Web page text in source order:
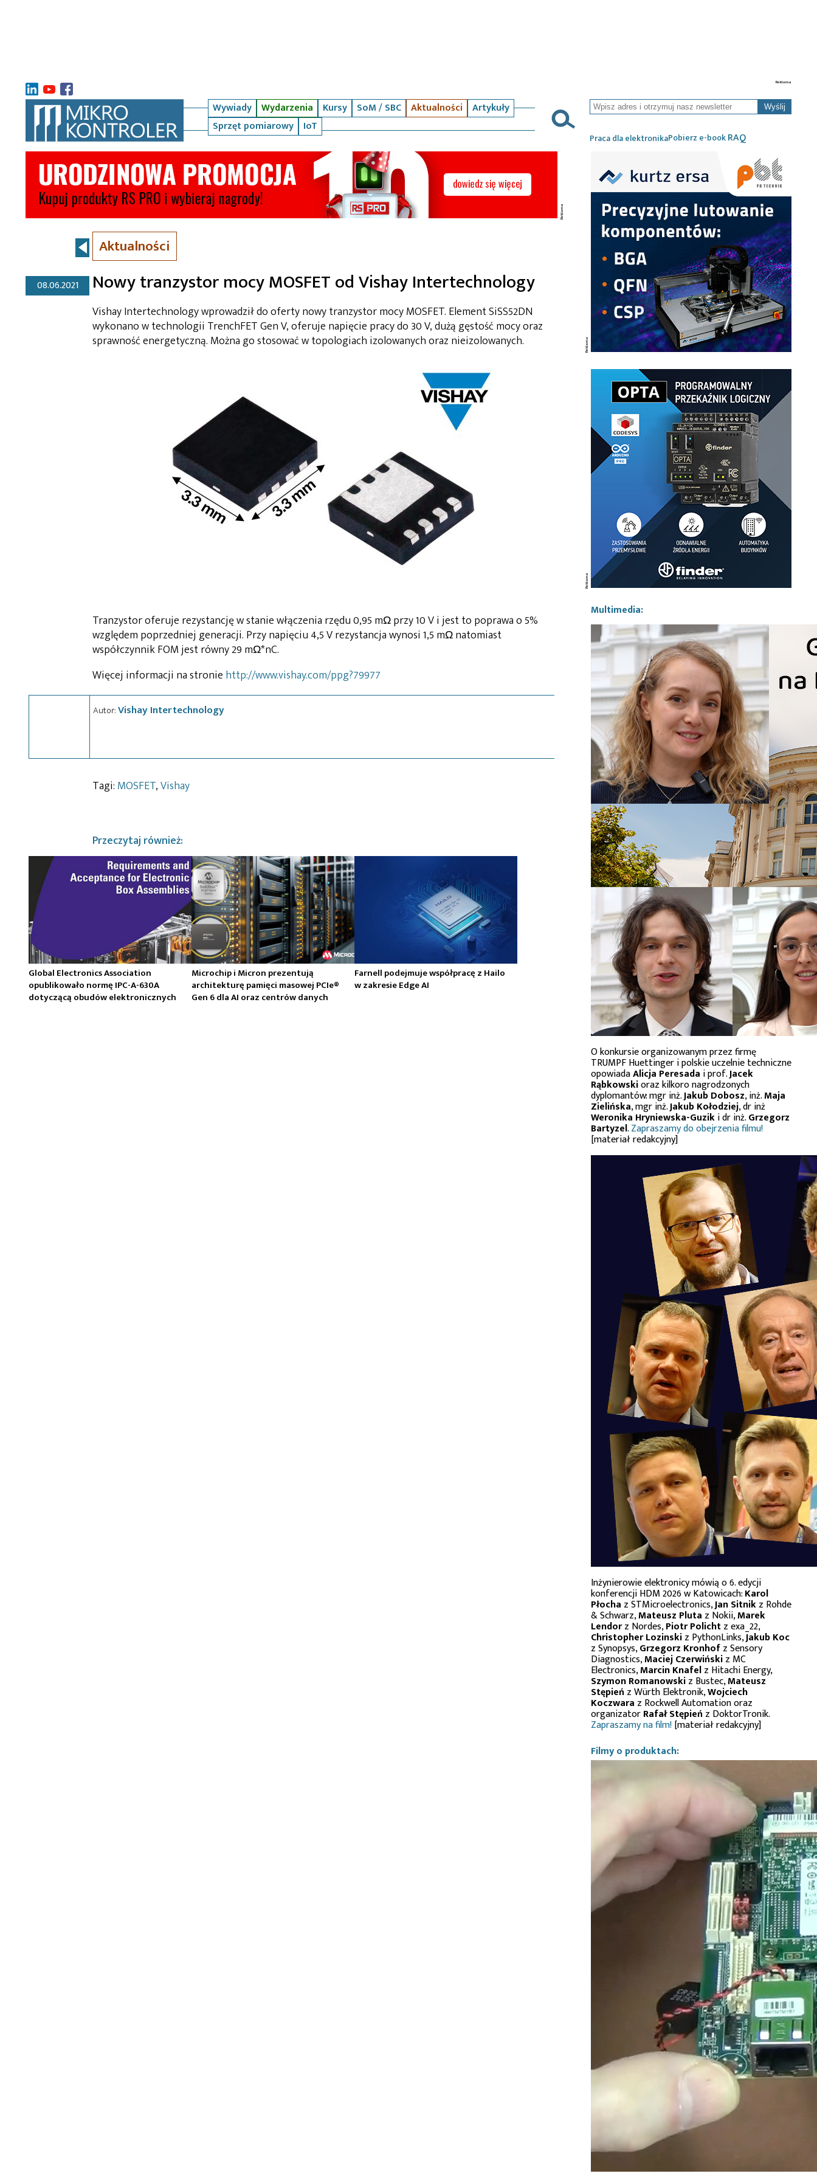
Wywiady Wydarzenia Kursy SoM / SBC Aktualności
Artykuły
Sprzęt pomiarowy
IoT
Wyślij
Praca dla elektronikaPobierz e-bookRAQ
Aktualności
08.06.2021 Nowy tranzystor mocy MOSFET od Vishay Intertechnology
Vishay Intertechnology wprowadził do oferty nowy tranzystor mocy MOSFET. Element SiSS52DN
wykonano w technologii TrenchFET Gen V, oferuje napięcie pracy do 30 V, dużą gęstość mocy oraz
sprawność energetyczną. Można go stosować w topologiach izolowanych oraz nieizolowanych.
Tranzystor oferuje rezystancję w stanie włączenia rzędu 0,95 mΩ przy 10 V i jest to poprawa o 5%
względem poprzedniej generacji. Przy napięciu 4,5 V rezystancja wynosi 1,5 mΩ natomiast
współczynnik FOM jest równy 29 mΩ*nC.
Więcej informacji na stronie http://www.vishay.com/ppg?79977
Autor:Vishay Intertechnology
Tagi: MOSFET,Vishay
Przeczytaj również:
Global Electronics Association
opublikowało normę IPC-A-630A
dotyczącą obudów elektronicznych
Microchip i Micron prezentują
architekturę pamięci masowej PCIe®
Gen 6 dla AI oraz centrów danych
Farnell podejmuje współpracę z Hailo
w zakresie Edge AI
Multimedia:
O konkursie organizowanym przez firmę
TRUMPF Huettinger i polskie uczelnie techniczne
opowiadaAlicja Peresada i prof.Jacek
Rąbkowskioraz kilkoro nagrodzonych
dyplomantów: mgr inż.Jakub Dobosz, inż.Maja
Zielińska, mgr inż.Jakub Kołodziej, dr inż
Weronika Hryniewska-Guziki dr inż.Grzegorz
Bartyzel.Zapraszamy do obejrzenia filmu!
[materiał redakcyjny]
Inżynierowie elektronicy mówią o 6. edycji
konferencji HDM 2026 w Katowicach:Karol
Płocha z STMicroelectronics,Jan Sitnikz Rohde
& Schwarz,Mateusz Pluta z Nokii,Marek
Lendorz Nordes,Piotr Polichtz exa_22,
Christopher Lozinskiz PythonLinks,Jakub Koc
z Synopsys,Grzegorz Kronhofz Sensory
Diagnostics,Maciej Czerwińskiz MC
Electronics,Marcin Knafelz Hitachi Energy,
Szymon Romanowskiz Bustec,Mateusz
Stępień z Würth Elektronik,Wojciech
Koczwara z Rockwell Automation oraz
organizatorRafał Stępień z DoktorTronik.
Zapraszamy na film![materiał redakcyjny]
Filmy o produktach: